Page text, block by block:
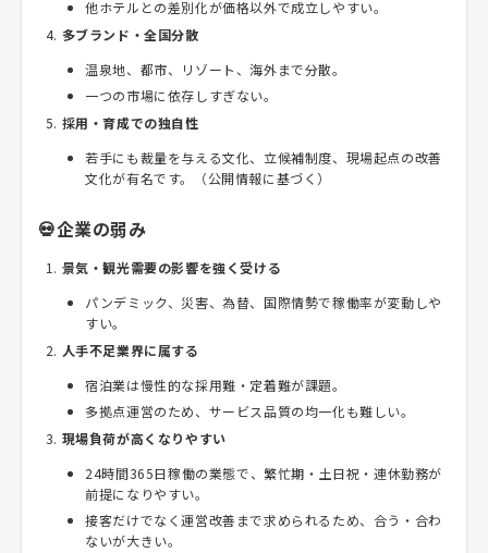
他ホテルとの差別化が価格以外で成立しやすい。
多ブランド・全国分散
温泉地、都市、リゾート、海外まで分散。
一つの市場に依存しすぎない。
採用・育成での独自性
若手にも裁量を与える文化、立候補制度、現場起点の改善
文化が有名です。（公開情報に基づく）
💀企業の弱み
景気・観光需要の影響を強く受ける
パンデミック、災害、為替、国際情勢で稼働率が変動しや
すい。
人手不足業界に属する
宿泊業は慢性的な採用難・定着難が課題。
多拠点運営のため、サービス品質の均一化も難しい。
現場負荷が高くなりやすい
24時間365日稼働の業態で、繁忙期・土日祝・連休勤務が
前提になりやすい。
接客だけでなく運営改善まで求められるため、合う・合わ
ないが大きい。